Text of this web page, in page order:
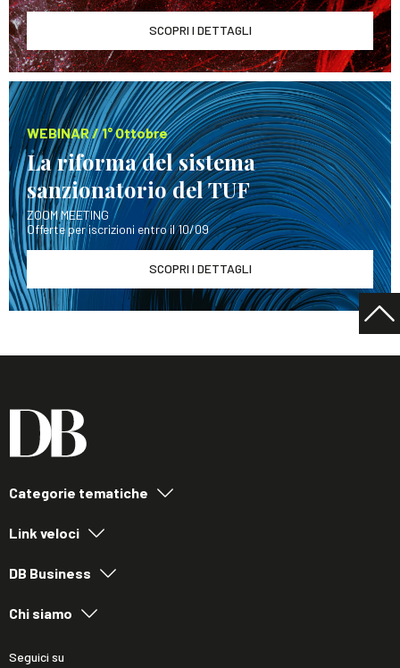
SCOPRI I DETTAGLI
WEBINAR / 1° Ottobre
La riforma del sistema
sanzionatorio del TUF
ZOOM MEETING
Offerte per iscrizioni entro il 10/09
SCOPRI I DETTAGLI
Categorie tematiche
Link veloci
DB Business
Chi siamo
Seguici su